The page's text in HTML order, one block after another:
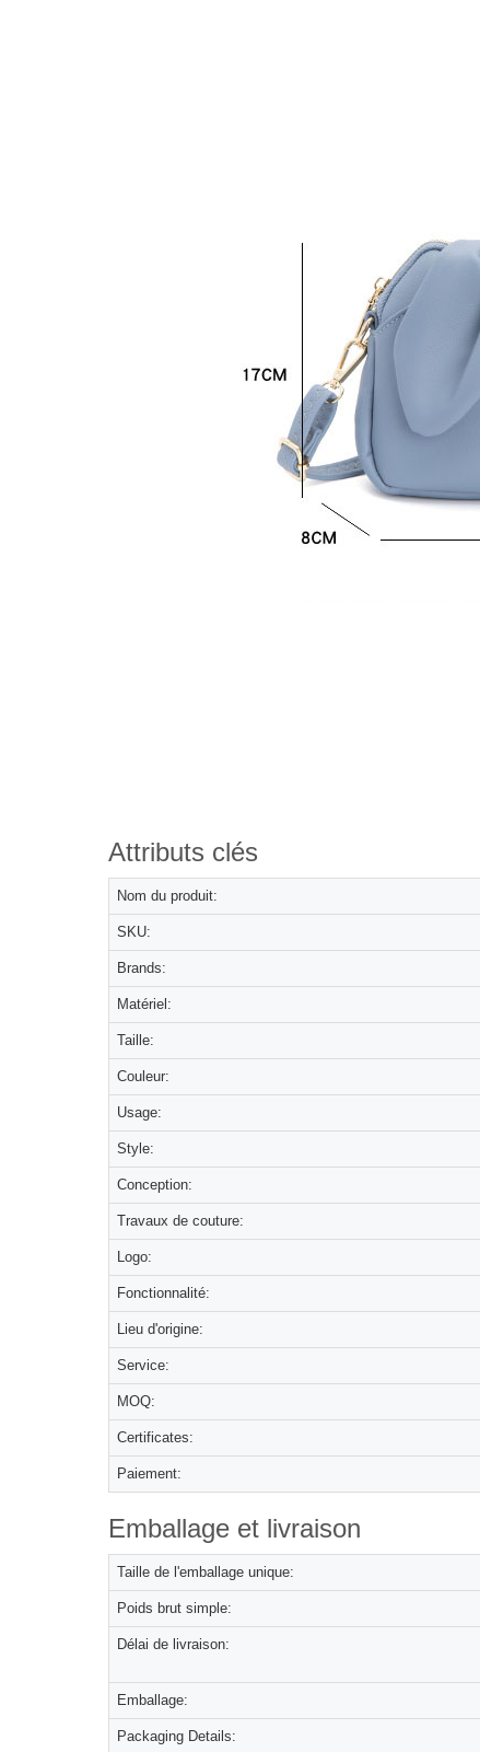
Attributs clés
Nom du produit:
SKU:
Brands:
Matériel:
Taille:
Couleur:
Usage:
Style:
Conception:
Travaux de couture:
Logo:
Fonctionnalité:
Lieu d'origine:
Service:
MOQ:
Certificates:
Paiement:
Emballage et livraison
Taille de l'emballage unique:
Poids brut simple:
Délai de livraison:
Emballage:
Packaging Details: